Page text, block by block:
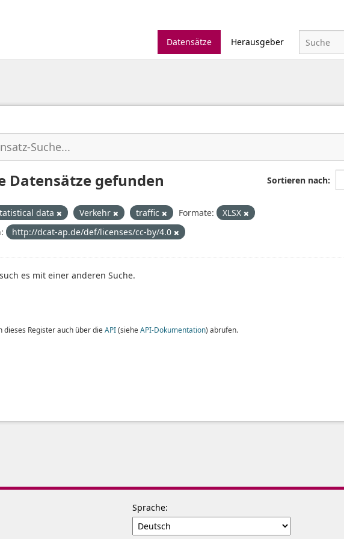
Datensätze
Herausgeber
Sortieren nach
Datensätze gefunden
data Verkehr traffic Formate:
XLSX
http://dcat-ap.de/def/licenses/cc-by/4.0
es mit einer anderen Suche.
dieses Register auch über die API(siehe API-Dokumentation) abrufen.
Sprache